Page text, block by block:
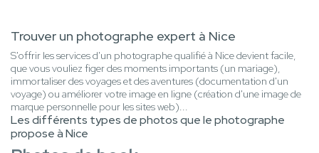
Trouver un photographe expert à Nice
S'offrir les services d'un photographe qualifié à Nice devient facile,
que vous vouliez figer des moments importants (un mariage),
immortaliser des voyages et des aventures (documentation d'un
voyage) ou améliorer votre image en ligne (création d'une image de
marque personnelle pour les sites web)...
Les différents types de photos que le photographe
propose à Nice